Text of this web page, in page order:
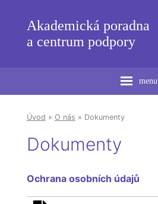
Akademická poradna
a centrum podpory
menu
Úvod » O nás » Dokumenty
Dokumenty
Ochrana osobních údajů